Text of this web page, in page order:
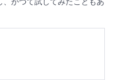
、かつて試してみたこともあ